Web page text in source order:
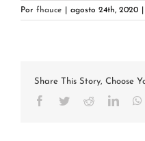
Por fhauce agosto 24th, 2020
Share This Story, Choose
Facebook
TwitterReddit